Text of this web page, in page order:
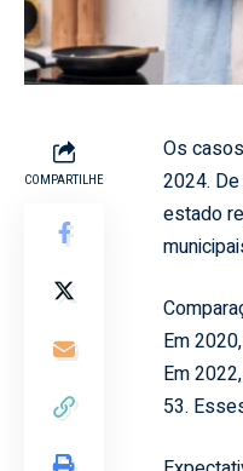
COMPARTILHE
Os
2024.
estado
Em
Em
53.